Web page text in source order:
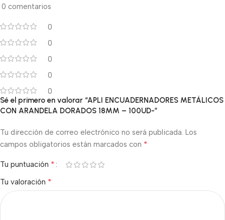
0 comentarios
0
0
0
0
0
Sé el primero en valorar “APLI ENCUADERNADORES METÁLICOS
CON ARANDELA DORADOS 18MM – 100UD-”
Tu dirección de correo electrónico no será publicada. Los
campos obligatorios están marcados con *
Tu puntuación *
Tu valoración *